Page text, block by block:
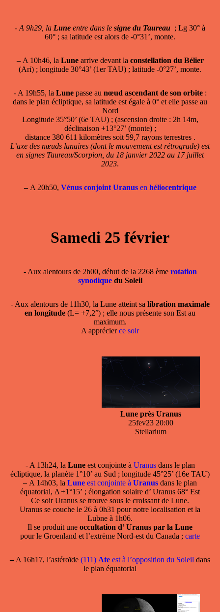
- A 9h29, la Lune entre dans le signe du Taureau ; Lg 30° à
60° ; sa latitude est alors de -0°31’, monte.
–A 10h46, la Lunearrive devant la constellation du Bélier
(Ari) ; longitude 30°43’ (1er TAU) ; latitude -0°27’, monte.
- A 19h55, la Lunepasse au nœud ascendant de son orbite:
dans le plan écliptique, sa latitude est égale à 0° et elle passe au
Nord
Longitude 35°50’ (6e TAU) ; (ascension droite : 2h 14m,
déclinaison +13°27’ (monte) ;
distance 380 611 kilomètres soit 59,7 rayons terrestres .
L’axe des nœuds lunaires (dont le mouvement est rétrograde) est
en signes Taureau/Scorpion, du 18 janvier 2022 au 17 juillet
2023.
–A 20h50, Vénus conjoint Uranusen héliocentrique
Samedi 25 février
- Aux alentours de 2h00, début de la 2268 ème rotation
synodiquedu Soleil
- Aux alentours de 11h30, la Lune atteint sa libration maximale
en longitude (L= +7,2°) ; elle nous présente son Est au
maximum.
A apprécierce soir
Lune près Uranus
25fev23 20:00
Stellarium
- A 13h24, la Luneest conjointe à Uranusdans le plan
écliptique, la planète 1°10’ au Sud ; longitude 45°25’ (16e TAU)
–A 14h03, la Lune est conjointe à Uranus dans le plan
équatorial, Δ +1°15’ ; élongation solaire d’ Uranus 68° Est
Ce soir Uranus se trouve sous le croissant de Lune.
Uranus se couche le 26 à 0h31 pour notre localisation et la
Lubne à 1h06.
Il se produit une occultation d’ Uranus par la Lune
pour le Groenland et l’extrème Nord-est du Canada ; carte
–A 16h17, l’astéroïde (111) Ate est à l’opposition du Soleil dans
le plan équatorial